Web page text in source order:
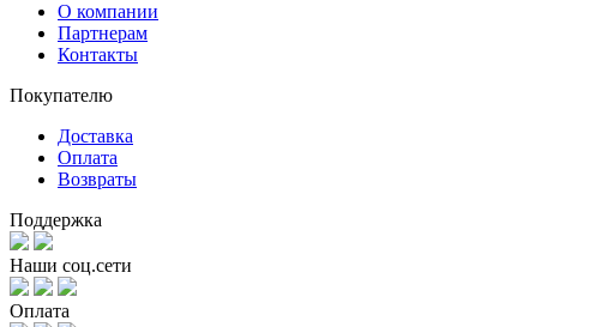
О компании
Партнерам
Контакты
Покупателю
Доставка
Оплата
Возвраты
Поддержка
Наши соц.сети
Оплата